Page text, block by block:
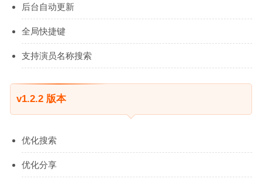
后台自动更新
全局快捷键
支持演员名称搜索
v1.2.2 版本
优化搜索
优化分享